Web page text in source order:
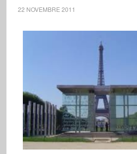
22 NOVEMBRE 2011